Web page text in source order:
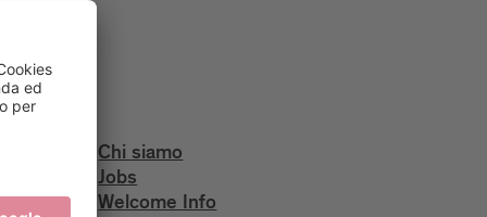
Chi siamo
Jobs
Welcome Info